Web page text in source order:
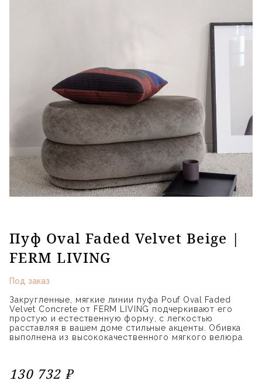
Пуф Oval Faded Velvet Beige |
FERM LIVING
Под заказ
Закругленные, мягкие линии пуфа Pouf Oval Faded
Velvet Concrete от FERM LIVING подчеркивают его
простую и естественную форму, с легкостью
расставляя в вашем доме стильные акценты. Обивка
выполнена из высококачественного мягкого велюра.
130 732 ₽